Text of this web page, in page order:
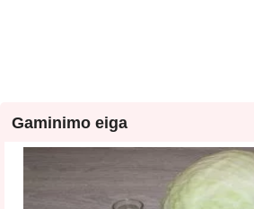
Gaminimo eiga